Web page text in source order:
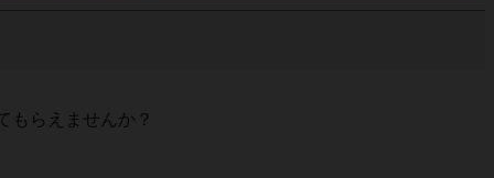
もらえませんか？